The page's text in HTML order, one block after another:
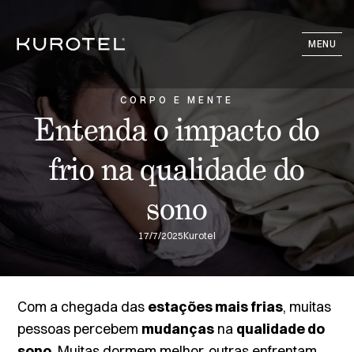
MENU
CORPO E MENTE
Entenda o impacto do
frio na qualidade do
sono
17/7/2025Kurotel
Com a chegada das estações mais frias, muitas
pessoas percebem mudanças na qualidade do